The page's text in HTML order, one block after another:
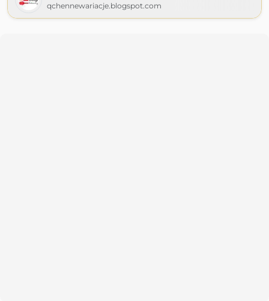
qchennewariacje.blogspot.com